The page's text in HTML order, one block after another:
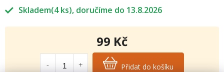
Skladem(4 ks) 13.8.2026
99 Kč
Měrná
cena:
Přidat do košíku